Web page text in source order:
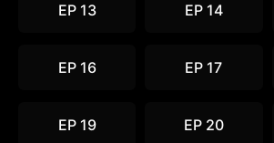
EP 13 EP 14
EP 16 EP 17
EP 19 EP 20